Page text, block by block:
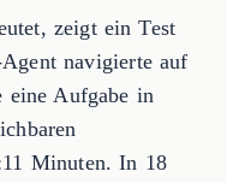
zeigt ein Test
navigierte auf
eine Aufgabe in
Minuten. In 18